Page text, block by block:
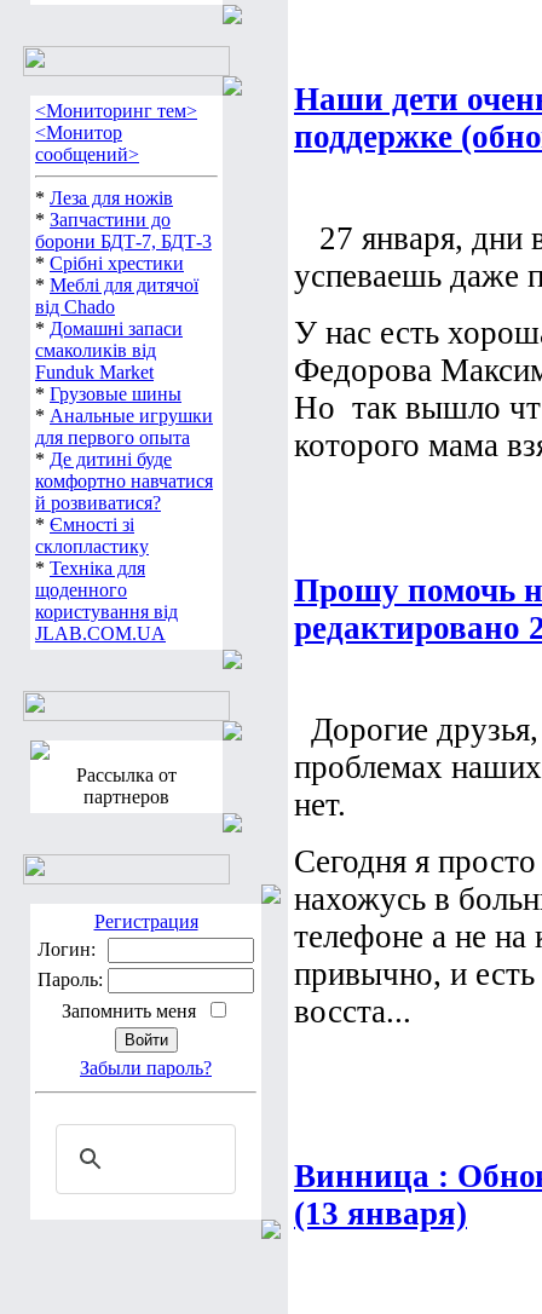
<Мониторинг тем>
<Монитор
сообщений>
* Леза для ножів
* Запчастини до
борони БДТ-7, БДТ-3
* Срібні хрестики
* Меблі для дитячої
від Chado
* Домашні запаси
смаколиків від
Funduk Market
* Грузовые шины
* Анальные игрушки
для первого опыта
* Де дитині буде
комфортно навчатися
й розвиватися?
* Ємності зі
склопластику
* Техніка для
щоденного
користування від
JLAB.COM.UA
Рассылка от
партнеров
Регистрация
Логин:
Пароль:
Запомнить меня
Забыли пароль?
Наши дети
поддержке
27 января, дни
успеваешь даже
У нас есть
Федорова
Но так вышло
которого мама
Прошу помочь
редактировано
Дорогие
проблемах
нет.
Сегодня я
нахожусь в
телефоне а не
привычно, и есть
восста...
Винница :
(13 января)